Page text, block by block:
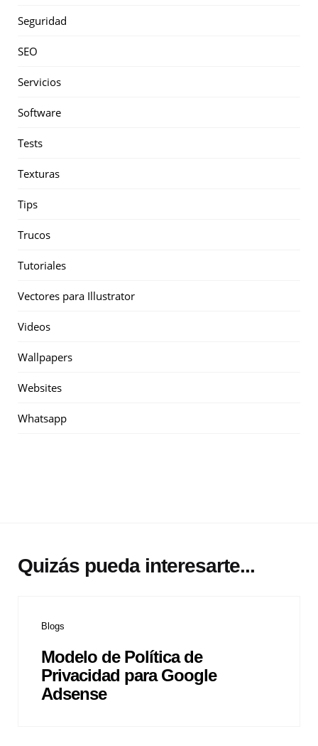
Seguridad
SEO
Servicios
Software
Tests
Texturas
Tips
Trucos
Tutoriales
Vectores para Illustrator
Videos
Wallpapers
Websites
Whatsapp
Quizás pueda interesarte...
Blogs
Modelo de Política de
Privacidad para Google
Adsense